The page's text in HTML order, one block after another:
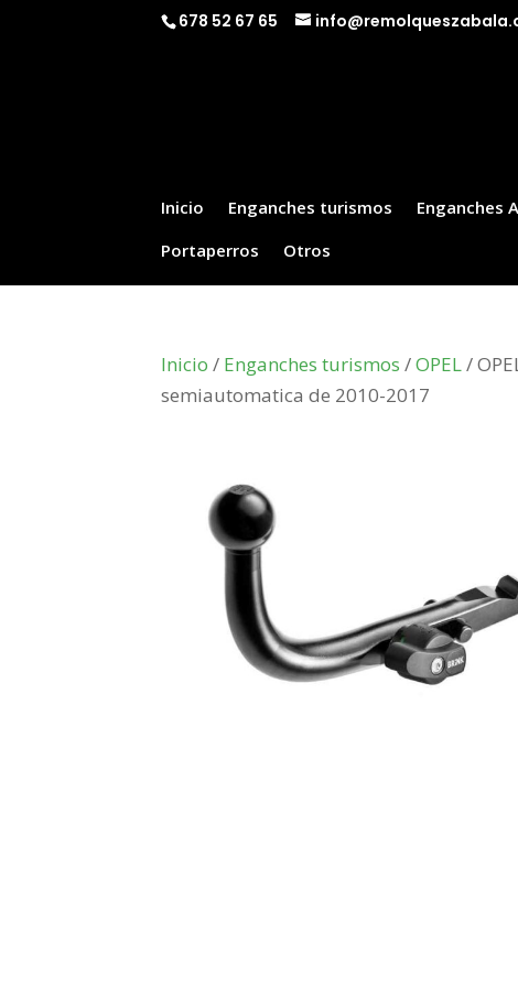
678 52 67 65
Inicio Enganches turismos Enganches
Portaperros
Otros
Inicio / Enganches turismos /OPEL/
semiautomatica de 2010-2017